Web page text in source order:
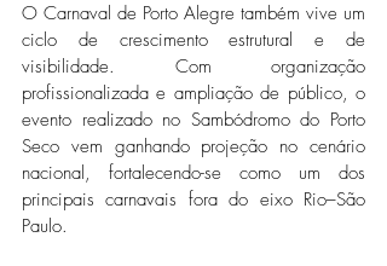
O Carnaval de Porto Alegre também vive um
ciclo de crescimento estrutural e de
visibilidade. Com organização
profissionalizada e ampliação de público, o
evento realizado no Sambódromo do Porto
Seco vem ganhando projeção no cenário
nacional, fortalecendo-se como um dos
principais carnavais fora do eixo Rio–São
Paulo.